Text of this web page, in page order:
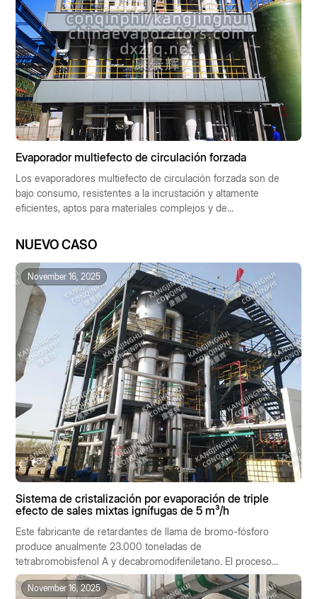
Evaporador multiefecto de circulación forzada
Los evaporadores multiefecto de circulación forzada son de
bajo consumo, resistentes a la incrustación y altamente
eficientes, aptos para materiales complejos y de
industrias química, farmacéutica, alimentaria y de protección
ambiental, contribuyendo al desarrollo industrial sostenible.
NUEVO CASO
November 16, 2025
Sistema de cristalización por evaporación de triple
efecto de sales mixtas ignífugas de 5 m³/h
Este fabricante de retardantes de llama de bromo-fósforo
produce anualmente 23.000 toneladas de
tetrabromobisfenol A y decabromodifeniletano. El proceso
de producción genera 5 m³/h de licor madre salino
altamente concentrado con una composición compleja: NaCl
November 16, 2025